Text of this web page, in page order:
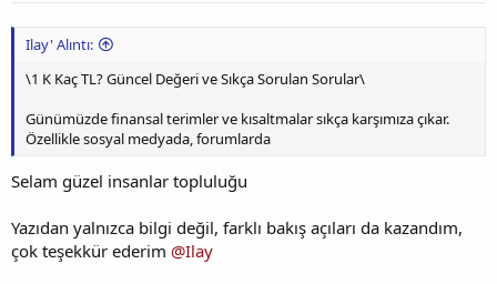
Ilay' Alıntı:
\1 K Kaç TL? Güncel Değeri ve Sıkça Sorulan Sorular\
Günümüzde finansal terimler ve kısaltmalar sıkça karşımıza çıkar.
Özellikle sosyal medyada, forumlarda
Selam güzel insanlar topluluğu
Yazıdan yalnızca bilgi değil, farklı bakış açıları da kazandım,
çok teşekkür ederim @Ilay